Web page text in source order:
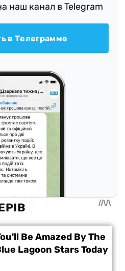
наш канал в Telegram
в Телеграмме